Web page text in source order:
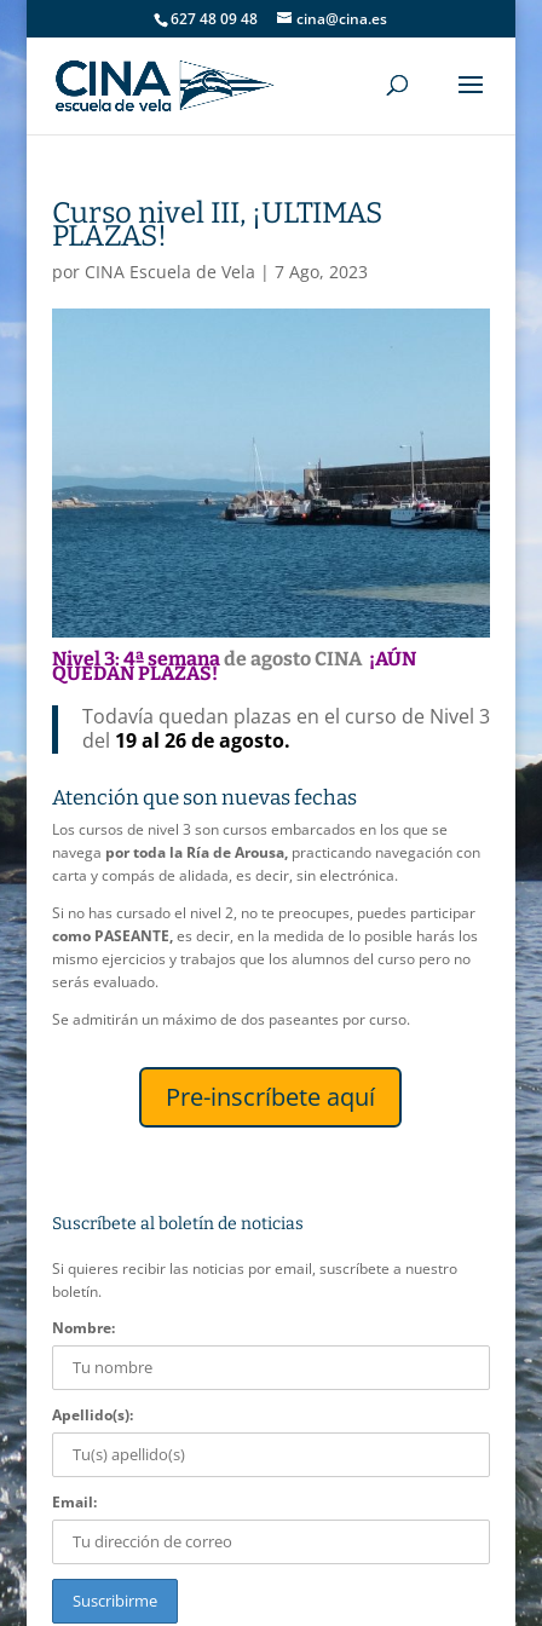
627 48 09 48 cina@cina.es
Curso nivel III, ¡ULTIMAS
PLAZAS!
por CINA Escuela de Vela | 7 Ago, 2023
Nivel 3: 4ª semanade agostoCINA ¡AÚN
QUEDAN PLAZAS!
Todavía quedan plazas en el curso de Nivel 3
del 19 al 26 de agosto.
Atención que son nuevas fechas
Los cursos de nivel 3 son cursos embarcados en los que se
navega por toda la Ría de Arousa,practicando navegación con
carta y compás de alidada, es decir, sin electrónica.
Si no has cursado el nivel 2, no te preocupes, puedes participar
como PASEANTE,es decir, en la medida de lo posible harás los
mismo ejercicios y trabajos que los alumnos del curso pero no
serás evaluado.
Se admitirán un máximo de dos paseantes por curso.
Pre-inscríbete aquí
Suscríbete al boletín de noticias
Si quieres recibir las noticias por email, suscríbete a nuestro
boletín.
Nombre:
Apellido(s):
Email: